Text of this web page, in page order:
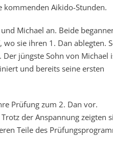
kommenden Aikido-Stunden.
Michael an. Beide
sie ihren 1. Dan ablegten.
jüngste Sohn von Michael
und bereits seine ersten
Prüfung zum 2. Dan vor.
der Anspannung zeigten
Teile des